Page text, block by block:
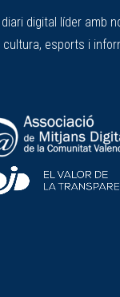
digital líder amb
esports i